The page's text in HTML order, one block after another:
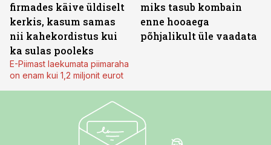
firmades käive üldiselt
kerkis, kasum samas
nii kahekordistus kui
ka sulas pooleks
E-Piimast laekumata piimaraha
on enam kui 1,2 miljonit eurot
miks tasub kombain
enne hooaega
põhjalikult üle vaadata